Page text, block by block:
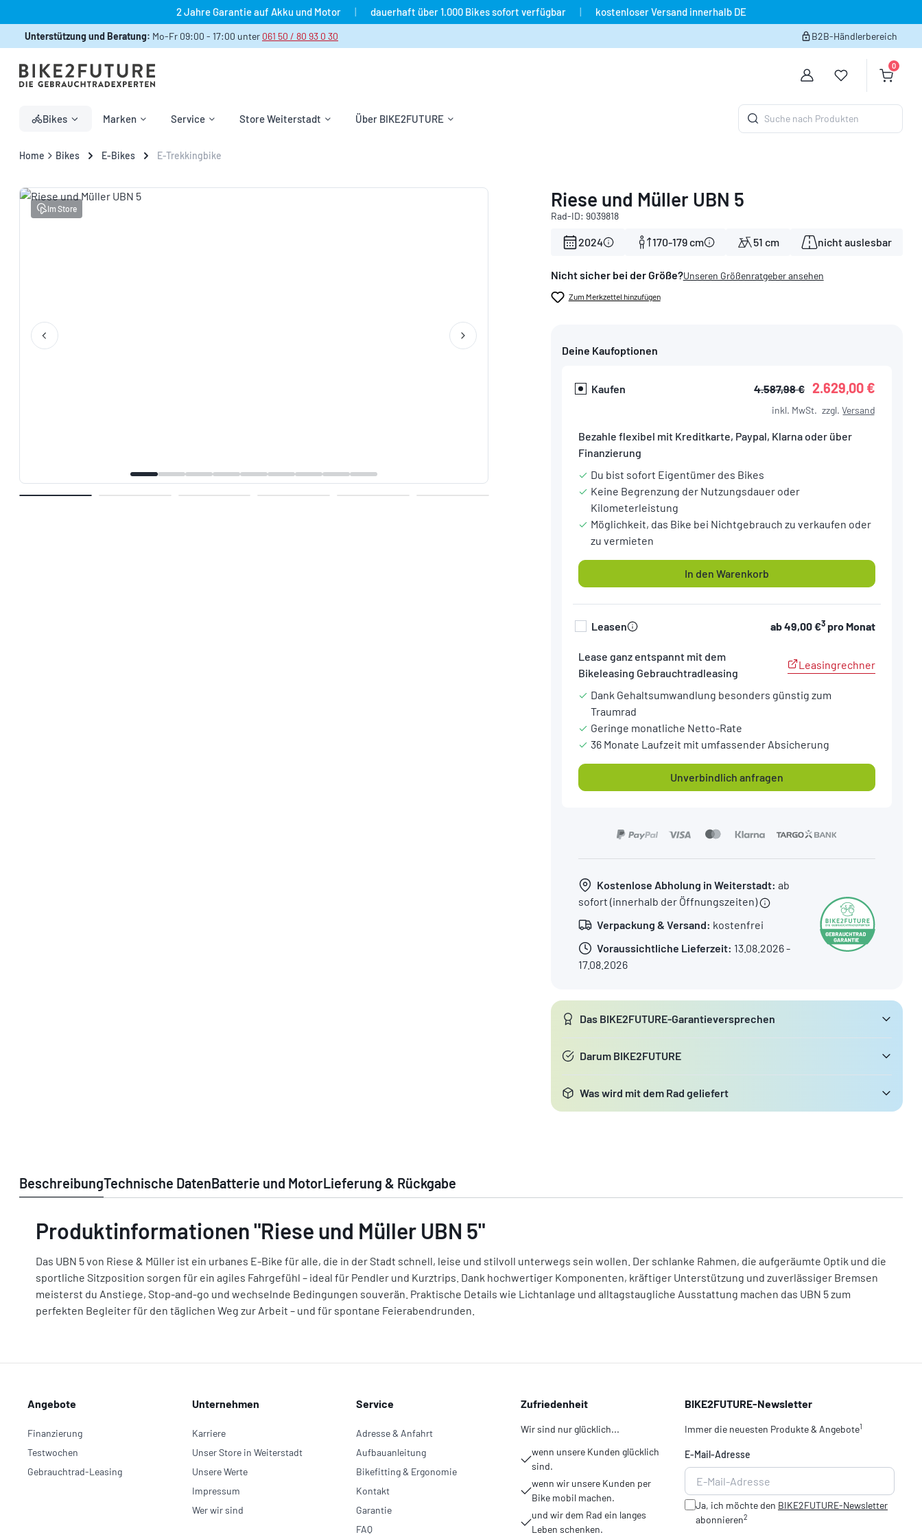
2 Jahre Garantie auf Akku und Motor | dauerhaft über 1.000 Bikes sofort verfügbar | kostenloser Versand innerhalb DE
Unterstützung und Beratung: Mo-Fr 09:00 - 17:00 unter 061 50 / 80 93 0 30 B2B-Händlerbereich
Du hast 0
0
Bikes Marken Service Store Weiterstadt Über BIKE2FUTURE
Suche nach Produkten
Home Bikes E-Bikes E-Trekkingbike
Bildergalerie überspringen
Im Store Riese und Müller UBN 5
Rad-ID: 9039818
2024 170-179 cm 51 cm nicht auslesbar
Nicht sicher bei der Größe?Unseren Größenratgeber ansehen
Zum Merkzettel hinzufügen
Deine Kaufoptionen
Kaufen 4.587,98 € 2.629,00 €
inkl. MwSt. zzgl. Versand
Bezahle flexibel mit Kreditkarte, Paypal, Klarna oder über
Finanzierung
Du bist sofort Eigentümer des Bikes
Keine Begrenzung der Nutzungsdauer oder
Kilometerleistung
Möglichkeit, das Bike bei Nichtgebrauch zu verkaufen oder
zu vermieten
In den Warenkorb
Leasen ab49,00 €3pro Monat
Lease ganz entspannt mit dem
Bikeleasing Gebrauchtradleasing
Leasingrechner
Dank Gehaltsumwandlung besonders günstig zum
Traumrad
Geringe monatliche Netto-Rate
36 Monate Laufzeit mit umfassender Absicherung
Unverbindlich anfragen
Kostenlose Abholung in Weiterstadt: ab
sofort (innerhalb der Öffnungszeiten)
Verpackung & Versand: kostenfrei
Voraussichtliche Lieferzeit: 13.08.2026 -
17.08.2026
Das BIKE2FUTURE-Garantieversprechen
Darum BIKE2FUTURE
Was wird mit dem Rad geliefert
BeschreibungTechnische DatenBatterie und MotorLieferung & Rückgabe
Produktinformationen "Riese und Müller UBN 5"
Das UBN 5 von Riese & Müller ist ein urbanes E-Bike für alle, die in der Stadt schnell, leise und stilvoll unterwegs sein wollen. Der schlanke Rahmen, die aufgeräumte Optik und die
sportliche Sitzposition sorgen für ein agiles Fahrgefühl – ideal für Pendler und Kurztrips. Dank hochwertiger Komponenten, kräftiger Unterstützung und zuverlässiger Bremsen
meisterst du Anstiege, Stop-and-go und wechselnde Bedingungen souverän. Praktische Details wie Lichtanlage und alltagstaugliche Ausstattung machen das UBN 5 zum
perfekten Begleiter für den täglichen Weg zur Arbeit – und für spontane Feierabendrunden.
Angebote
Finanzierung
Testwochen
Gebrauchtrad-Leasing
Unternehmen
Karriere
Unser Store in Weiterstadt
Unsere Werte
Impressum
Wer wir sind
Service
Adresse & Anfahrt
Aufbauanleitung
Bikefitting & Ergonomie
Kontakt
Garantie
FAQ
Zufriedenheit
Wir sind nur glücklich...
wenn unsere Kunden glücklich
sind.
wenn wir unsere Kunden per
Bike mobil machen.
und wir dem Rad ein langes
Leben schenken.
BIKE2FUTURE-Newsletter
Immer die neuesten Produkte & Angebote1
E-Mail-Adresse
Ja, ich möchte den BIKE2FUTURE-Newsletter
abonnieren2